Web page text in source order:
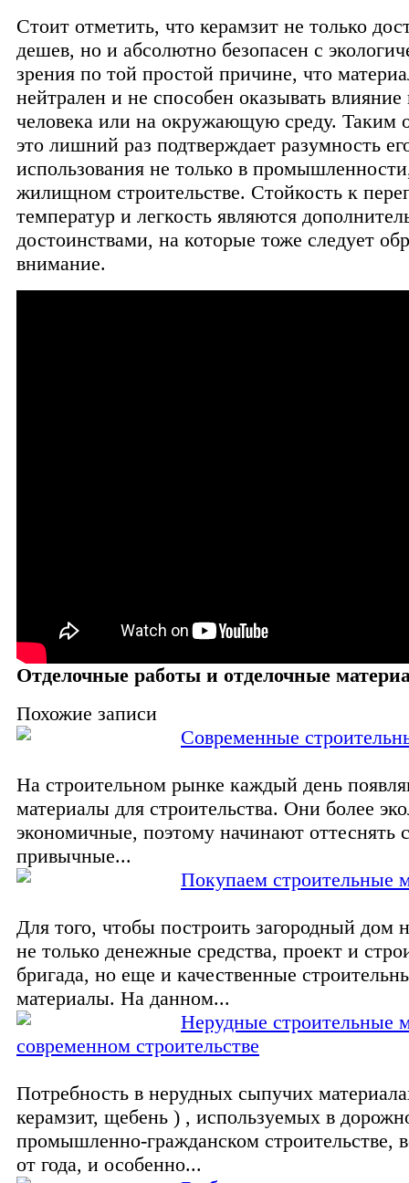
Стоит отметить, что керамзит не только
дешев, но и абсолютно безопасен с
зрения по той простой причине, что
нейтрален и не способен оказывать влияние
человека или на окружающую среду. Таким
это лишний раз подтверждает разумность
использования не только в
жилищном строительстве. Стойкость к
температур и легкость являются
достоинствами, на которые тоже следует
внимание.
Отделочные работы и отделочные
Похожие записи
Современные
На строительном рынке каждый день
материалы для строительства. Они более
экономичные, поэтому начинают оттеснять
привычные...
Покупаем строительные
Для того, чтобы построить загородный дом
не только денежные средства, проект и
бригада, но еще и качественные
материалы. На данном...
Нерудные строительные
современном строительстве
Потребность в нерудных сыпучих
керамзит, щебень ) , используемых в
промышленно-гражданском строительстве,
от года, и особенно...